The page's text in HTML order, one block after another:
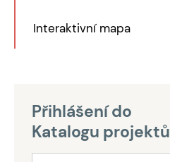
Interaktivní mapa
Přihlášení do
Katalogu projektů